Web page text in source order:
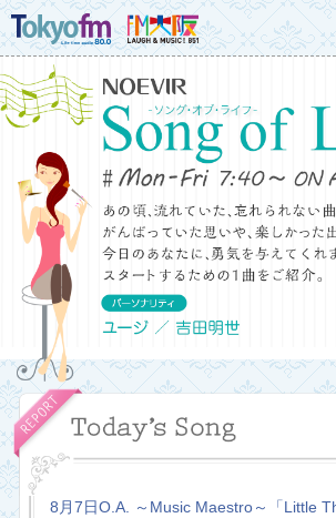
8月7日O.A. ～Music Maestro～「Little